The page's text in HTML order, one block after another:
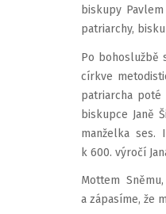
biskupy
patriarchy,
Po bohoslužbě
církve
patriarcha poté
biskupce Janě
manželka ses.
k 600. výročí
Mottem
a zápasíme, že